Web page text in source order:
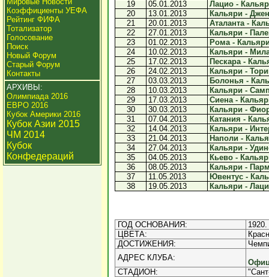
Коэффициенты УЕФА
Рейтинг ФИФА
Тотализатор
Голосование
Поиск
Новый Форум
Старый Форум
Контакты
АРХИВЫ:
Олимпиада 2016
ЕВРО 2016
Кубок Америки 2016
Кубок Азии 2015
ЧМ 2014
Кубок
Конфедераций
19
05.01.2013
Лацио -
20
13.01.2013
Кальяри -
21
20.01.2013
Аталанта -
22
27.01.2013
Кальяри -
23
01.02.2013
Рома -
24
10.02.2013
Кальяри -
25
17.02.2013
Пескара -
26
24.02.2013
Кальяри -
27
03.03.2013
Болонья -
28
10.03.2013
Кальяри -
29
17.03.2013
Сиена -
30
30.03.2013
Кальяри -
31
07.04.2013
Катания -
32
14.04.2013
Кальяри -
33
21.04.2013
Наполи -
34
27.04.2013
Кальяри -
35
04.05.2013
Кьево -
36
08.05.2013
Кальяри -
37
11.05.2013
Ювентус -
38
19.05.2013 Кальяри -
ГОД ОСНОВАНИЯ:
1920.
ЦВЕТА:
ДОСТИЖЕНИЯ:
АДРЕС КЛУБА:
СТАДИОН: